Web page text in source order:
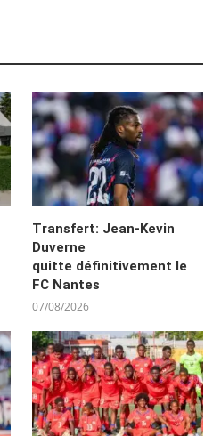
Transfert: Jean-Kevin
Duverne
quitte définitivement le
FC Nantes
07/08/2026